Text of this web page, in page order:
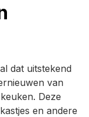
dat uitstekend
van
Deze
en andere